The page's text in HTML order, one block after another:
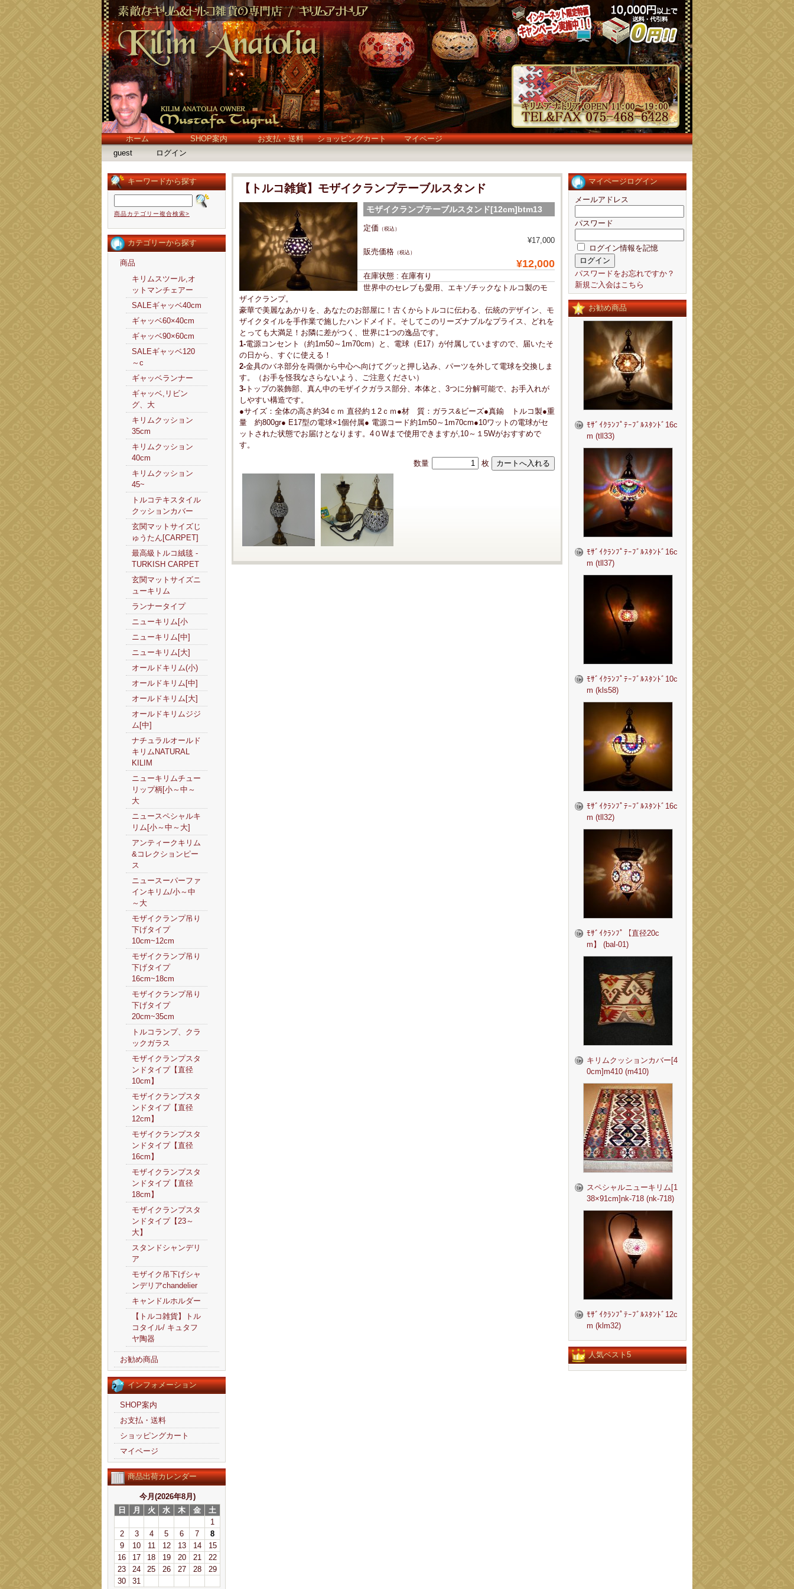
ホーム SHOP案内 お支払・送料 ショッピングカート
マイページ
guest
ログイン
キーワードから探す
商品カテゴリー複合検索>
カテゴリーから探す
商品
キリムスツール,オ
ットマンチェアー
SALEギャッベ40cm
ギャッベ60×40cm
ギャッベ90×60cm
SALEギャッベ120
～c
ギャッベランナー
ギャッベ,リビン
グ、大
キリムクッション
35cm
キリムクッション
40cm
キリムクッション
45~
トルコテキスタイル
クッションカバー
玄関マットサイズじ
ゅうたん[CARPET]
最高級トルコ絨毯 -
TURKISH CARPET
玄関マットサイズニ
ューキリム
ランナータイプ
ニューキリム[小
ニューキリム[中]
ニューキリム[大]
オールドキリム(小)
オールドキリム[中]
オールドキリム[大]
オールドキリムジジ
ム[中]
ナチュラルオールド
キリムNATURAL
KILIM
ニューキリムチュー
リップ柄[小～中～
大
ニュースペシャルキ
リム[小～中～大]
アンティークキリム
&コレクションピー
ス
ニュースーパーファ
インキリム/小～中
～大
モザイクランプ吊り
下げタイプ
10cm~12cm
モザイクランプ吊り
下げタイプ
16cm~18cm
モザイクランプ吊り
下げタイプ
20cm~35cm
トルコランプ、クラ
ックガラス
モザイクランプスタ
ンドタイプ【直径
10cm】
モザイクランプスタ
ンドタイプ【直径
12cm】
モザイクランプスタ
ンドタイプ【直径
16cm】
モザイクランプスタ
ンドタイプ【直径
18cm】
モザイクランプスタ
ンドタイプ【23～
大】
スタンドシャンデリ
ア
モザイク吊下げシャ
ンデリアchandelier
キャンドルホルダー
【トルコ雑貨】トル
コタイル/ キュタフ
ヤ陶器
お勧め商品
インフォメーション
SHOP案内
お支払・送料
ショッピングカート
マイページ
商品出荷カレンダー
今月(2026年8月)
日
月 火 水 木 金
土
1
2
3 4 5 6 7
8
9
10 11 12 13 14
15
16
17 18 19 20 21
22
23
24 25 26 27 28
29
30
31
マイページログイン
メールアドレス
パスワード
ログイン情報を記憶
パスワードをお忘れですか？
新規ご入会はこちら
お勧め商品
ﾓｻﾞｲｸﾗﾝﾌﾟﾃｰﾌﾞﾙｽﾀﾝﾄﾞ16c
m (tll33)
ﾓｻﾞｲｸﾗﾝﾌﾟﾃｰﾌﾞﾙｽﾀﾝﾄﾞ16c
m (tll37)
ﾓｻﾞｲｸﾗﾝﾌﾟﾃｰﾌﾞﾙｽﾀﾝﾄﾞ10c
m (kls58)
ﾓｻﾞｲｸﾗﾝﾌﾟﾃｰﾌﾞﾙｽﾀﾝﾄﾞ16c
m (tll32)
ﾓｻﾞｲｸﾗﾝﾌﾟ【直径20c
m】 (bal-01)
キリムクッションカバー[4
0cm]m410 (m410)
スペシャルニューキリム[1
38×91cm]nk-718 (nk-718)
ﾓｻﾞｲｸﾗﾝﾌﾟﾃｰﾌﾞﾙｽﾀﾝﾄﾞ12c
m (klm32)
人気ベスト5
【トルコ雑貨】モザイクランプテーブルスタンド
モザイクランプテーブルスタンド[12cm]btm13
定価 （税込）
¥17,000
販売価格 （税込）
¥12,000
在庫状態 : 在庫有り
世界中のセレブも愛用、エキゾチックなトルコ製のモ
ザイクランプ。
豪華で美麗なあかりを、あなたのお部屋に！古くからトルコに伝わる、伝統のデザイン、モ
ザイクタイルを手作業で施したハンドメイド。そしてこのリーズナブルなプライス、どれを
とっても大満足！お隣に差がつく、世界に1つの逸品です。
1-電源コンセント（約1m50～1m70cm）と、電球（E17）が付属していますので、届いたそ
の日から、すぐに使える！
2-金具のバネ部分を両側から中心へ向けてグッと押し込み、パーツを外して電球を交換しま
す。（お手を怪我なさらないよう、ご注意ください）
3- トップの装飾部、真ん中のモザイクガラス部分、本体と、3つに分解可能で、お手入れが
しやすい構造です。
●サイズ：全体の高さ約34ｃｍ 直径約１2ｃｍ●材 質：ガラス&ビーズ●真鍮 トルコ製●重
量 約800gr● E17型の電球×1個付属● 電源コード約1m50～1m70cm●10ワットの電球がセ
ットされた状態でお届けとなります。4０Wまで使用できますが,10～１5Wがおすすめで
す。
数量 枚